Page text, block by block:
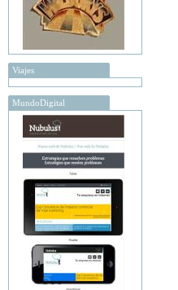
Viajes
MundoDigital